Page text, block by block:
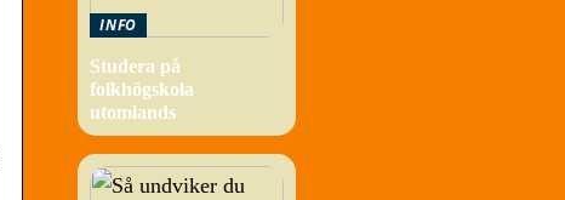
INFO
Studera på
folkhögskola
utomlands